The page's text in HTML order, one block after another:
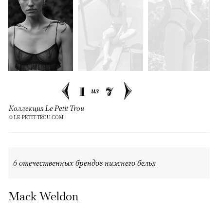
1 из 7
Коллекция Le Petit Trou
© LE-PETIT-TROU.COM
6 отечественных брендов нижнего белья
Mack Weldon